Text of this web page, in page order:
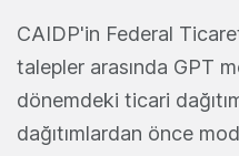
CAIDP'in Federal
talepler arasında GPT
dönemdeki ticari
dağıtımlardan önce